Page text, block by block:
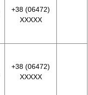
+38 (06472)
XXXXX
+38 (06472)
XXXXX